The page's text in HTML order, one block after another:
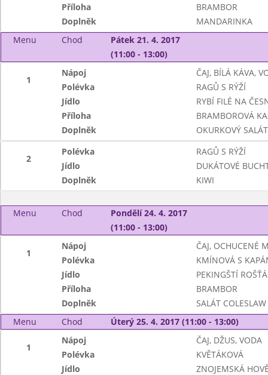
Příloha
BRAMBOR
Doplněk
MANDARINKA
Menu
Chod
Pátek 21. 4. 2017
(11:00 - 13:00)
1
Nápoj
ČAJ, BÍLÁ KÁVA,
Polévka
RAGŮ S RÝŽÍ
Jídlo
RYBÍ FILÉ NA
Příloha
BRAMBOROVÁ
Doplněk
OKURKOVÝ SALÁT
2
Polévka
RAGŮ S RÝŽÍ
Jídlo
DUKÁTOVÉ
Doplněk
KIWI
Menu Chod
Pondělí 24. 4. 2017
(11:00 - 13:00)
1
Nápoj
ČAJ, OCHUCENÉ
Polévka
KMÍNOVÁ S
Jídlo
PEKINGŠTÍ
Příloha
BRAMBOR
Doplněk
SALÁT COLESLAW
Menu
Chod Úterý 25. 4. 2017 (11:00 - 13:00)
1
Nápoj
ČAJ, DŽUS, VODA
Polévka
KVĚTÁKOVÁ
Jídlo
ZNOJEMSKÁ